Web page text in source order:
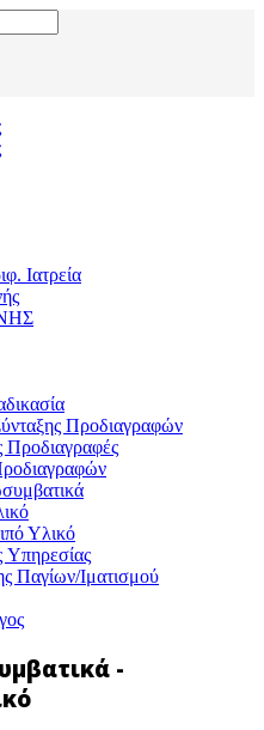
Ιατρεία
Προδιαγραφών
Προδιαγραφές
Υλικό
Yπηρεσίας
Παγίων/Ιματισμού
-